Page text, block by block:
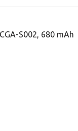
S002, 680 mAh